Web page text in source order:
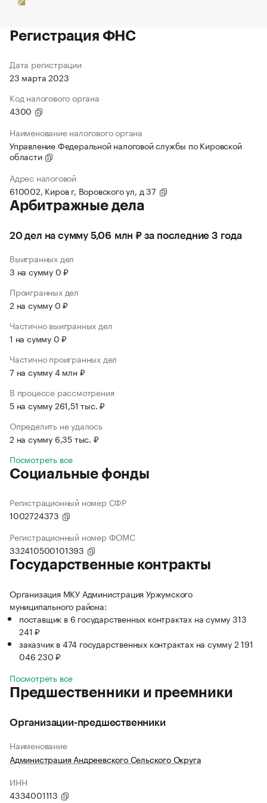
Регистрация ФНС
Дата регистрации
23 марта 2023
Код налогового органа
4300
Наименование налогового органа
Управление Федеральной налоговой службы по Кировской
области
Адрес налоговой
610002, Киров г, Воровского ул, д 37
Арбитражные дела
20 дел на сумму 5,06 млн ₽ за последние 3 года
Выигранных дел
3 на сумму 0 ₽
Проигранных дел
2 на сумму 0 ₽
Частично выигранных дел
1 на сумму 0 ₽
Частично проигранных дел
7 на сумму 4 млн ₽
В процессе рассмотрения
5 на сумму 261,51 тыс. ₽
Определить не удалось
2 на сумму 6,35 тыс. ₽
Посмотреть все
Социальные фонды
Регистрационный номер СФР
1002724373
Регистрационный номер ФОМС
332410500101393
Государственные контракты
Организация МКУ Администрация Уржумского
муниципального района:
поставщик в 6 государственных контрактах на сумму 313
241 ₽
заказчик в 474 государственных контрактах на сумму 2 191
046 230 ₽
Посмотреть все
Предшественники и преемники
Организации-предшественники
Наименование
Администрация Андреевского Сельского Округа
ИНН
4334001113